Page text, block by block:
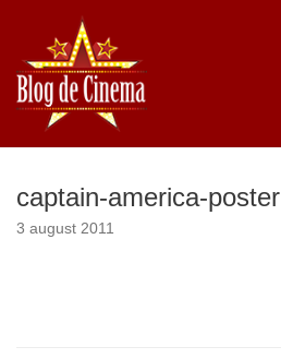
Sari
la
conținut
captain-america-poster
3 august 2011